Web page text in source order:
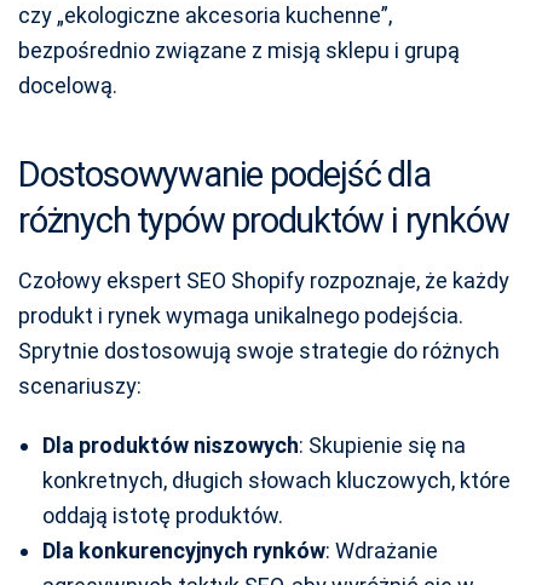
czy „ekologiczne akcesoria kuchenne”,
bezpośrednio związane z misją sklepu i grupą
docelową.
Dostosowywanie podejść dla
różnych typów produktów i rynków
Czołowy ekspert SEO Shopify rozpoznaje, że każdy
produkt i rynek wymaga unikalnego podejścia.
Sprytnie dostosowują swoje strategie do różnych
scenariuszy:
Dla produktów niszowych: Skupienie się na
konkretnych, długich słowach kluczowych, które
oddają istotę produktów.
Dla konkurencyjnych rynków: Wdrażanie